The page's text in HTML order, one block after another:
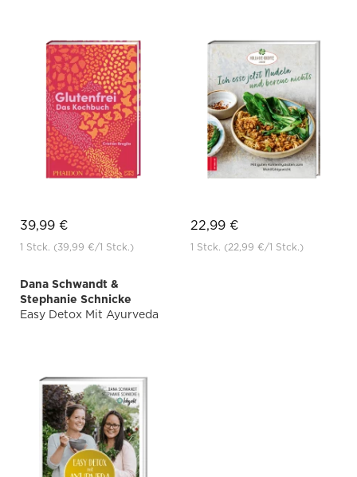
39,99 €
1 Stck. (39,99 €/1 Stck.)
22,99 €
1 Stck. (22,99 €/1 Stck.)
Dana Schwandt &
Stephanie Schnicke
Easy Detox Mit Ayurveda